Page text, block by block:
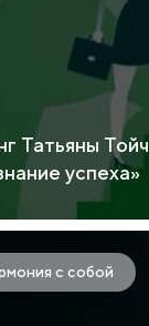
Татьяны Тойч
успеха»
с собой